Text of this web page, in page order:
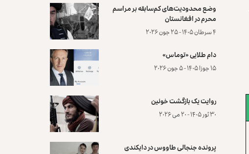
وضع محدودیت‌های کم‌سابقه بر مراسم
محرم در افغانستان
۴ سرطان ۱۴۰۵ - ۲۵ جون ۲۰۲۶
دام طلایی «توماس»
۱۵ جوزا ۱۴۰۵ - ۵ جون ۲۰۲۶
روایت یک بازگشت خونین
۳۰ ثور ۱۴۰۵ - ۲۰ می ۲۰۲۶
پرونده‌ جنجالی طاووس در دایکندی